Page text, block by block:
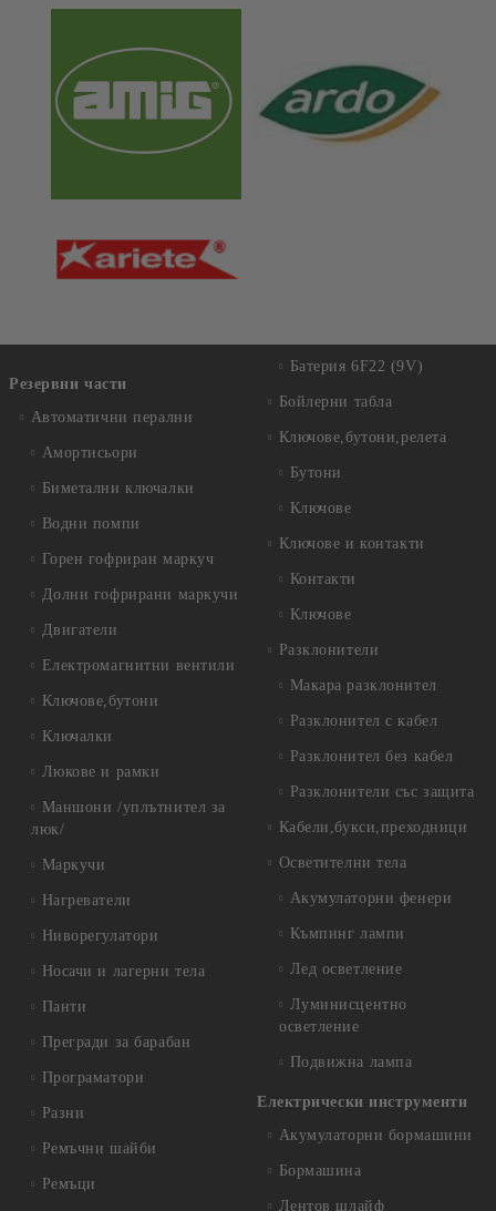
Резервни части
Автоматични перални
Амортисьори
Биметални ключалки
Водни помпи
Горен гофриран маркуч
Долни гофрирани маркучи
Двигатели
Електромагнитни вентили
Ключове,бутони
Ключалки
Люкове и рамки
Маншони /уплътнител за
люк/
Маркучи
Нагреватели
Ниворегулатори
Носачи и лагерни тела
Панти
Прегради за барабан
Програматори
Разни
Ремъчни шайби
Ремъци
Батерия 6F22 (9V)
Бойлерни табла
Ключове,бутони,релета
Бутони
Ключове
Ключове и контакти
Контакти
Ключове
Разклонители
Макара разклонител
Разклонител с кабел
Разклонител без кабел
Разклонители със защита
Кабели,букси,преходници
Осветителни тела
Акумулаторни фенери
Къмпинг лампи
Лед осветление
Луминисцентно
осветление
Подвижна лампа
Електрически инструменти
Акумулаторни бормашини
Бормашина
Лентов шлайф